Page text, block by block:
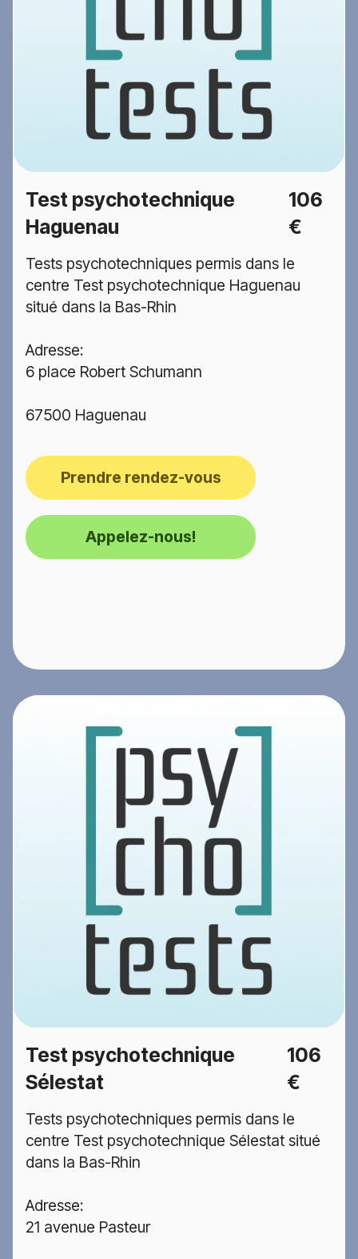
Test psychotechnique
Haguenau
106
€
Tests psychotechniques permis dans le
centre Test psychotechnique Haguenau
situé dans la Bas-Rhin
Adresse:
6 place Robert Schumann
67500 Haguenau
Prendre rendez-vous
Appelez-nous!
Test psychotechnique
Sélestat
106
€
Tests psychotechniques permis dans le
centre Test psychotechnique Sélestat situé
dans la Bas-Rhin
Adresse:
21 avenue Pasteur